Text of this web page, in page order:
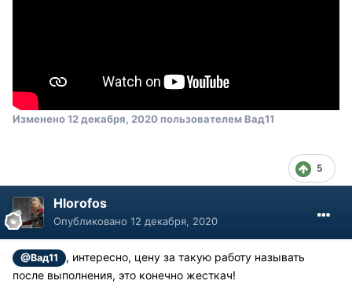
Изменено12 декабря, 2020пользователем Вад11
5
Hlorofos
Опубликовано 12 декабря, 2020
@Вад11
, интересно, цену за такую работу называть
после выполнения, это конечно жесткач!